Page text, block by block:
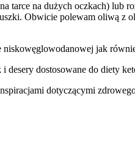
tarce na dużych oczkach) lub
Obwicie polewam oliwą z
niskowęglowodanowej jak
dostosowane do diety
dotyczącymi